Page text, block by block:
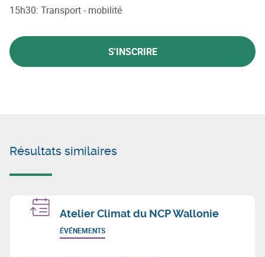
15h30: Transport - mobilité
S'INSCRIRE
Résultats similaires
Atelier Climat du NCP Wallonie
ÉVÉNEMENTS